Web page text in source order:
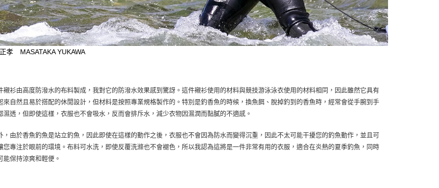
孝 MASATAKA YUKAWA
襯衫由高度防潑水的布料製成，我對它的防潑水效果感到驚訝。這件襯衫使用的材料與競技游泳泳衣使用的材料相同，因此雖然它具有
來自然且易於搭配的休閒設計，但材料是按照專業規格製作的。特別是釣香魚的時候，換魚餌、脫掉釣到的香魚時，經常會從手腕到手
濕透，但即使這樣，衣服也不會吸水，反而會排斥水，減少衣物因濕潤而黏膩的不適感。
，由於香魚釣魚是站立釣魚，因此即使在這樣的動作之後，衣服也不會因為防水而變得沉重，因此不太可能干擾您的釣魚動作，並且可
您專注於眼前的環境。布料可水洗，即使反覆洗滌也不會褪色，所以我認為這將是一件非常有用的衣服，適合在炎熱的夏季釣魚，同時
能保持涼爽和輕便。